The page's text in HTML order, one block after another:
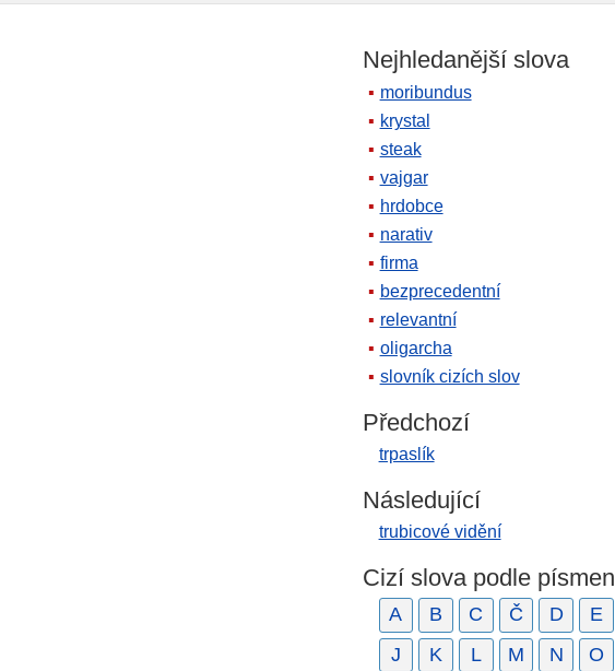
Nejhledanější slova
moribundus
krystal
steak
vajgar
hrdobce
narativ
firma
bezprecedentní
relevantní
oligarcha
slovník cizích slov
Předchozí
trpaslík
Následující
trubicové vidění
Cizí slova podle písmen
A B C Č D E
J
K L M N O